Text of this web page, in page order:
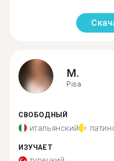
M.
Pisa
СВОБОДНЫЙ
итальянский
ИЗУЧАЕТ